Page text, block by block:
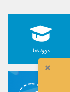
دوره ها
×